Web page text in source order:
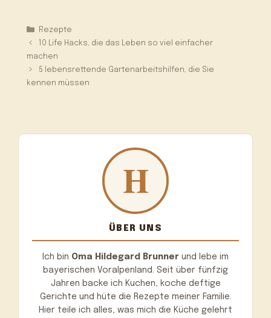
Kategorien
Rezepte
10 Life Hacks, die das Leben so viel einfacher
machen
5 lebensrettende Gartenarbeitshilfen, die Sie
kennen müssen
ÜBER UNS
Ich bin Oma Hildegard Brunner und lebe im
bayerischen Voralpenland. Seit über fünfzig
Jahren backe ich Kuchen, koche deftige
Gerichte und hüte die Rezepte meiner Familie.
Hier teile ich alles, was mich die Küche gelehrt